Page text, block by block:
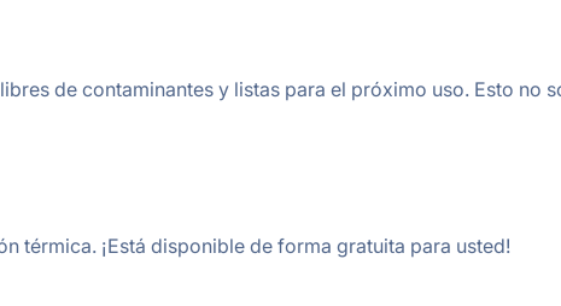
de contaminantes y listas para el próximo uso. Esto
térmica. ¡Está disponible de forma gratuita para usted!